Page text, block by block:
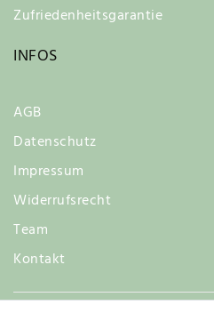
Zufriedenheitsgarantie
INFOS
AGB
Datenschutz
Impressum
Widerrufsrecht
Team
Kontakt